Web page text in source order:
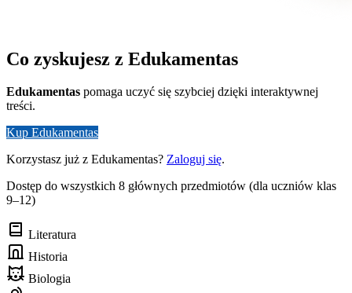
Co zyskujesz z Edukamentas
Edukamentas pomaga uczyć się szybciej dzięki interaktywnej
treści.
Kup Edukamentas
Korzystasz już z Edukamentas? Zaloguj się.
Dostęp do wszystkich 8 głównych przedmiotów (dla uczniów klas
9–12)
Literatura
Historia
Biologia